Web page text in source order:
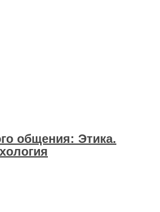
общения: Этика.